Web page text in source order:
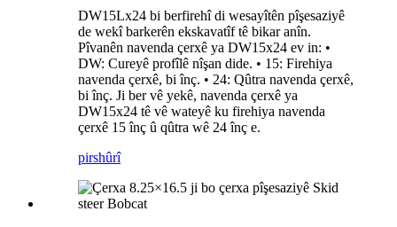
DW15Lx24 bi berfirehî di wesayîtên pîşesaziyê
de wekî barkerên ekskavatîf tê bikar anîn.
Pîvanên navenda çerxê ya DW15x24 ev in: •
DW: Cureyê profîlê nîşan dide. • 15: Firehiya
navenda çerxê, bi înç. • 24: Qûtra navenda çerxê,
bi înç. Ji ber vê yekê, navenda çerxê ya
DW15x24 tê vê wateyê ku firehiya navenda
çerxê 15 înç û qûtra wê 24 înç e.
pirshûrî